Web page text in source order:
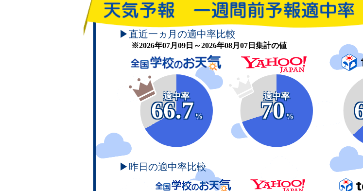
▶直近一ヵ月の適中率比較
※2026年07月09日～2026年08月07日集計の値
適中率
66.7
%
適中率
70
%
▶昨日の適中率比較